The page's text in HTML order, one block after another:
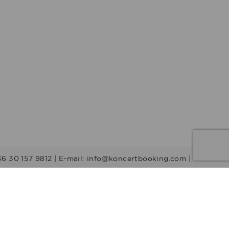
30 157 9812 | E-mail: info@koncertbooking.com |